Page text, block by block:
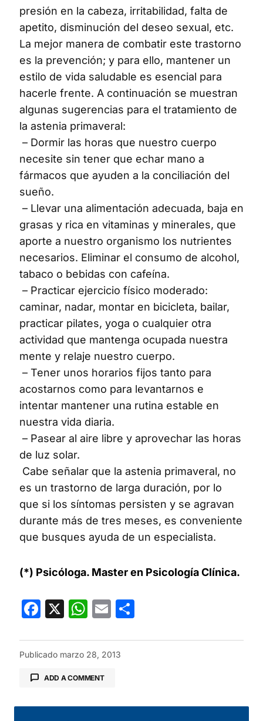
presión en la cabeza, irritabilidad, falta de
apetito, disminución del deseo sexual, etc.
La mejor manera de combatir este trastorno
es la prevención; y para ello, mantener un
estilo de vida saludable es esencial para
hacerle frente. A continuación se muestran
algunas sugerencias para el tratamiento de
la astenia primaveral:
– Dormir las horas que nuestro cuerpo
necesite sin tener que echar mano a
fármacos que ayuden a la conciliación del
sueño.
– Llevar una alimentación adecuada, baja en
grasas y rica en vitaminas y minerales, que
aporte a nuestro organismo los nutrientes
necesarios. Eliminar el consumo de alcohol,
tabaco o bebidas con cafeína.
– Practicar ejercicio físico moderado:
caminar, nadar, montar en bicicleta, bailar,
practicar pilates, yoga o cualquier otra
actividad que mantenga ocupada nuestra
mente y relaje nuestro cuerpo.
– Tener unos horarios fijos tanto para
acostarnos como para levantarnos e
intentar mantener una rutina estable en
nuestra vida diaria.
– Pasear al aire libre y aprovechar las horas
de luz solar.
Cabe señalar que la astenia primaveral, no
es un trastorno de larga duración, por lo
que si los síntomas persisten y se agravan
durante más de tres meses, es conveniente
que busques ayuda de un especialista.
(*) Psicóloga. Master en Psicología Clínica.
Facebook
X WhatsApp
Email
Publicado marzo 28, 2013
ADD A COMMENT